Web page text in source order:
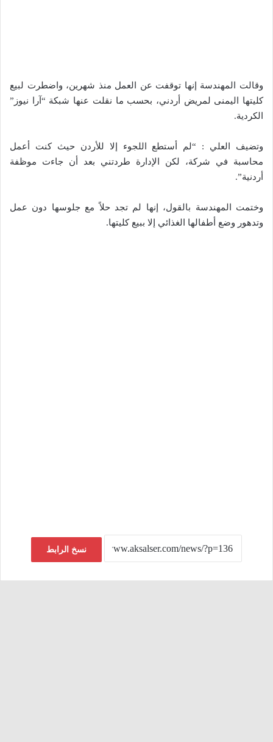
وقالت المهندسة إنها توقفت عن العمل منذ شهرين، واضطرت لبيع
كليتها اليمنى لمريض أردني، بحسب ما نقلت عنها شبكة “آرا نيوز”
الكردية.
وتضيف العلي : “لم أستطع اللجوء إلا للأردن حيث كنت أعمل
محاسبة في شركة، لكن الإدارة طردتني بعد أن جاءت موظفة
أردنية”.
وختمت المهندسة بالقول، إنها لم تجد حلاً مع جلوسها دون عمل
وتدهور وضع أطفالها الغذائي إلا ببيع كليتها.
نسخ الرابط